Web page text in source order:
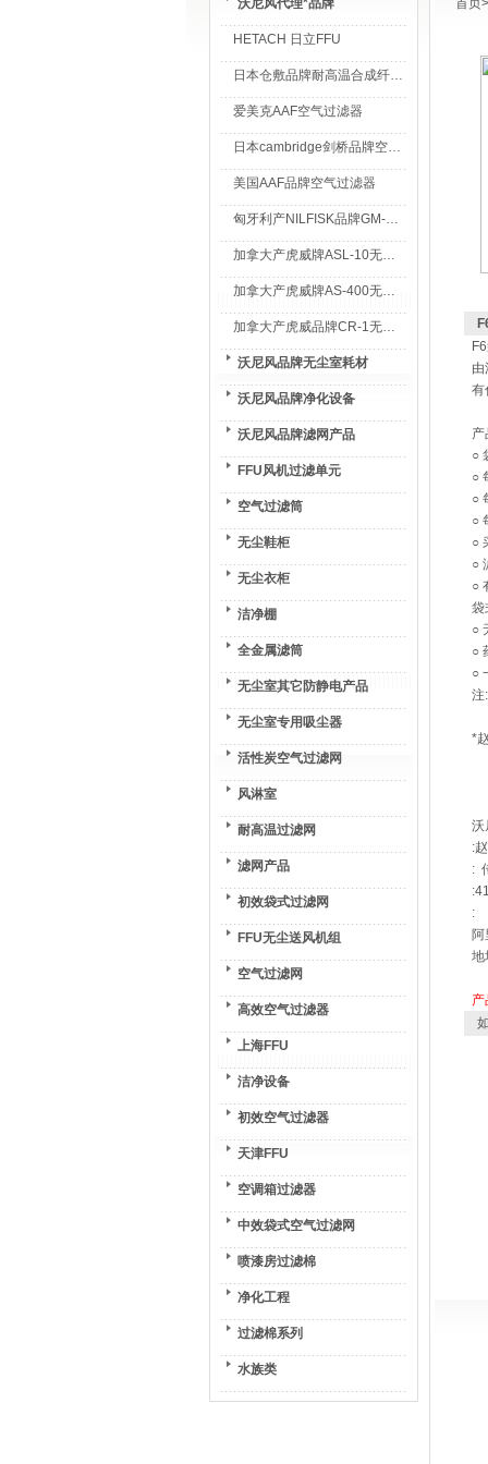
沃尼风代理*品牌
HETACH 日立FFU
日本仓敷品牌耐高温合成纤维过滤棉
爱美克AAF空气过滤器
日本cambridge剑桥品牌空气过滤器
美国AAF品牌空气过滤器
匈牙利产NILFISK品牌GM-80无尘室专用吸尘器
加拿大产虎威牌ASL-10无尘室专用吸尘器
加拿大产虎威牌AS-400无尘室专用吸尘器
加拿大产虎威品牌CR-1无尘室专用吸尘器
沃尼风品牌无尘室耗材
沃尼风品牌净化设备
沃尼风品牌滤网产品
FFU风机过滤单元
空气过滤筒
无尘鞋柜
无尘衣柜
洁净棚
全金属滤筒
无尘室其它防静电产品
无尘室专用吸尘器
活性炭空气过滤网
风淋室
耐高温过滤网
滤网产品
初效袋式过滤网
FFU无尘送风机组
空气过滤网
高效空气过滤器
上海FFU
洁净设备
初效空气过滤器
天津FFU
空调箱过滤器
中效袋式空气过滤网
喷漆房过滤棉
净化工程
过滤棉系列
水族类
首页
有
产
○
○
○
○
○
○
○
袋
○
○
○
注
*
沃
:
:
:
地
如